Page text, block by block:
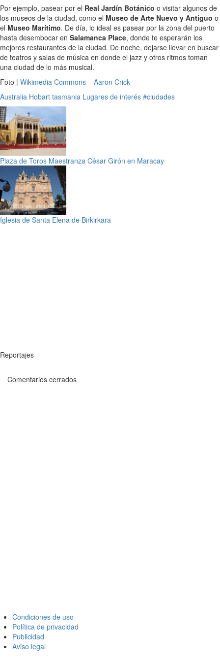
Por ejemplo, pasear por el Real Jardín Botánico o visitar algunos de
los museos de la ciudad, como el Museo de Arte Nuevo y Antiguo o
el Museo Marítimo. De día, lo ideal es pasear por la zona del puerto
hasta desembocar en Salamanca Place, donde te esperarán los
mejores restaurantes de la ciudad. De noche, dejarse llevar en buscar
de teatros y salas de música en donde el jazz y otros ritmos toman
una ciudad de lo más musical.
Foto | Wikimedia Commons – Aaron Crick
Australia Hobart tasmania Lugares de interés #ciudades
Plaza de Toros Maestranza César Girón en Maracay
Iglesia de Santa Elena de Birkirkara
Reportajes
Comentarios cerrados
Condiciones de uso
Política de privacidad
Publicidad
Aviso legal